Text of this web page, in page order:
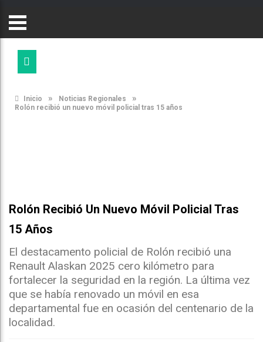
Inicio » Noticias Regionales »
Rolón recibió un nuevo móvil policial tras 15 años
Rolón Recibió Un Nuevo Móvil Policial Tras
15 Años
El destacamento policial de Rolón recibió una
Renault Alaskan 2025 cero kilómetro para
fortalecer la seguridad en la región. La última vez
que se había renovado un móvil en esa
departamental fue en ocasión del centenario de la
localidad.